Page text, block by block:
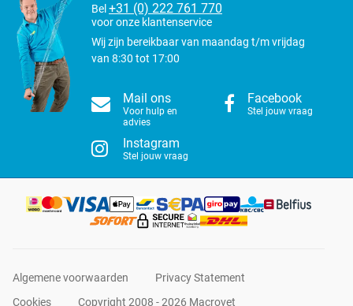
Bel +31 (0) 222 761 770
voor onze klantenservice
Wij zijn bereikbaar van maandag t/m vrijdag
van 8:30 tot 17:00
Mail ons
Voor hulp en
advies
Facebook
Stel jouw vraag
Instagram
Stel jouw vraag
Algemene voorwaarden
Privacy Statement
Cookies
Copyright 2008 - 2026 Macrovet